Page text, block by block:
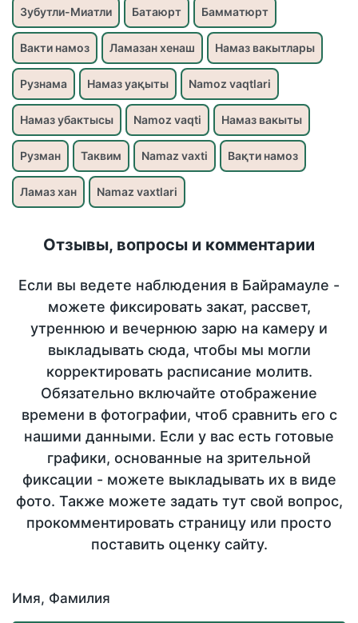
Зубутли-Миатли Батаюрт Бамматюрт
Вакти намоз Ламазан хенаш Намаз вакытлары
Рузнама Намаз уақыты Namoz vaqtlari
Намаз убактысы Namoz vaqti Намаз вакыты
Рузман Таквим Namaz vaxti Вақти намоз
Ламаз хан Namaz vaxtlari
Отзывы, вопросы и комментарии
Если вы ведете наблюдения в Байрамауле -
можете фиксировать закат, рассвет,
утреннюю и вечернюю зарю на камеру и
выкладывать сюда, чтобы мы могли
корректировать расписание молитв.
Обязательно включайте отображение
времени в фотографии, чтоб сравнить его с
нашими данными. Если у вас есть готовые
графики, основанные на зрительной
фиксации - можете выкладывать их в виде
фото. Также можете задать тут свой вопрос,
прокомментировать страницу или просто
поставить оценку сайту.
Имя, Фамилия